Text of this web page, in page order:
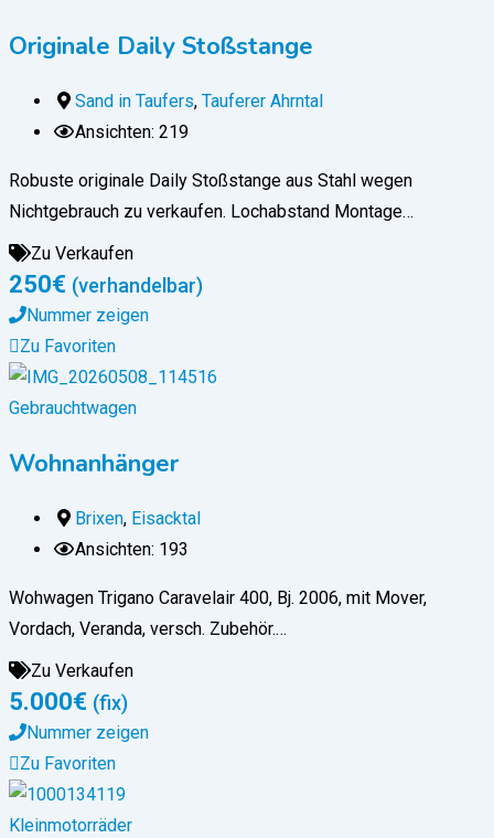
Originale Daily Stoßstange
Sand in Taufers, Tauferer Ahrntal
Ansichten: 219
Robuste originale Daily Stoßstange aus Stahl wegen
Nichtgebrauch zu verkaufen. Lochabstand Montage…
Zu Verkaufen
250€ (verhandelbar)
Nummer zeigen
Zu Favoriten
Gebrauchtwagen
Wohnanhänger
Brixen, Eisacktal
Ansichten: 193
Wohwagen Trigano Caravelair 400, Bj. 2006, mit Mover,
Vordach, Veranda, versch. Zubehör.…
Zu Verkaufen
5.000€ (fix)
Nummer zeigen
Zu Favoriten
Kleinmotorräder